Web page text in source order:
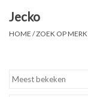
Kart Onderdelen
Banden
Jecko
HOME /ZOEK OP MERK